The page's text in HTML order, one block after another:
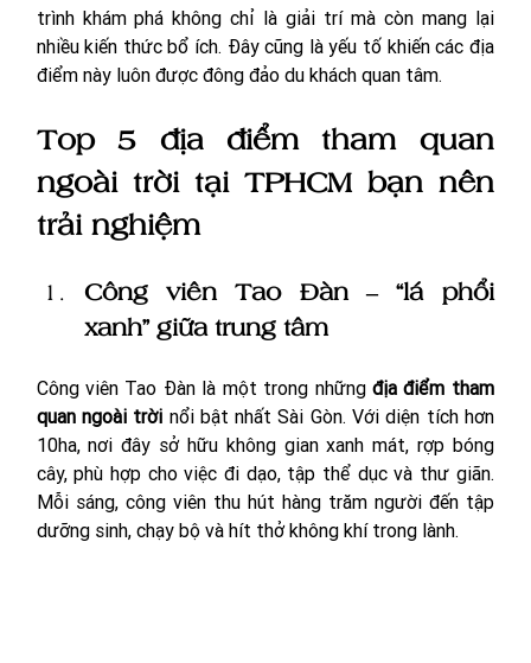
trình khám phá không chỉ là giải trí mà còn mang lại
nhiều kiến thức bổ ích. Đây cũng là yếu tố khiến các địa
điểm này luôn được đông đảo du khách quan tâm.
Top 5 địa điểm tham quan
ngoài trời tại TPHCM bạn nên
trải nghiệm
Công viên Tao Đàn – “lá phổi
xanh” giữa trung tâm
Công viên Tao Đàn là một trong những địa điểm tham
quan ngoài trời nổi bật nhất Sài Gòn. Với diện tích hơn
10ha, nơi đây sở hữu không gian xanh mát, rợp bóng
cây, phù hợp cho việc đi dạo, tập thể dục và thư giãn.
Mỗi sáng, công viên thu hút hàng trăm người đến tập
dưỡng sinh, chạy bộ và hít thở không khí trong lành.